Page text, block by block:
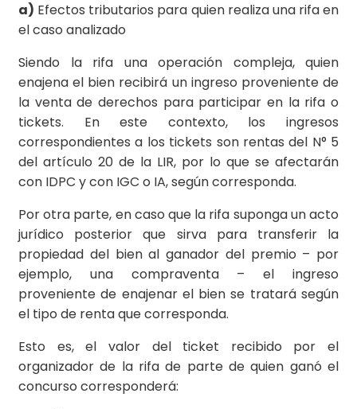
a) Efectos tributarios para quien realiza una rifa en
el caso analizado
Siendo la rifa una operación compleja, quien
enajena el bien recibirá un ingreso proveniente de
la venta de derechos para participar en la rifa o
tickets. En este contexto, los ingresos
correspondientes a los tickets son rentas del N° 5
del artículo 20 de la LIR, por lo que se afectarán
con IDPC y con IGC o IA, según corresponda.
Por otra parte, en caso que la rifa suponga un acto
jurídico posterior que sirva para transferir la
propiedad del bien al ganador del premio – por
ejemplo, una compraventa – el ingreso
proveniente de enajenar el bien se tratará según
el tipo de renta que corresponda.
Esto es, el valor del ticket recibido por el
organizador de la rifa de parte de quien ganó el
concurso corresponderá: